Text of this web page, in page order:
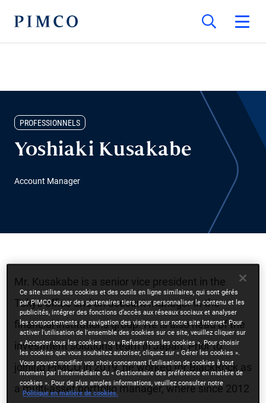
PROFESSIONNELS
Yoshiaki Kusakabe
Account Manager
Mr. Kusakabe is a senior vice president in the
Tokyo office and an account manager in the
financial institutions group. He is also head of the
investment solutions team in Japan. Prior to
joining PIMCO in 2019, he worked for BlackRock as
a multi-asset portfolio manager, where since 2012
Ce site utilise des cookies et des outils en ligne similaires, qui sont gérés
par PIMCO ou par des partenaires tiers, pour personnaliser le contenu et les
publicités, intégrer des fonctions d’accès aux réseaux sociaux et analyser
les comportements de navigation des visiteurs sur notre site Internet. Pour
activer l'utilisation de l'ensemble des cookies sur ce site, veuillez cliquer sur
« Accepter tous les cookies » ou « Refuser tous les cookies ». Pour choisir
les cookies que vous souhaitez autoriser, cliquez sur « Gérer les cookies ».
Vous pouvez modifier vos choix concernant l’utilisation de cookies à tout
moment par l’intermédiaire du « Gestionnaire des préférence en matière de
cookies ». Pour de plus amples informations, veuillez consulter notre
Politique en matière de cookies.